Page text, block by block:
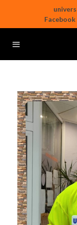
Facebook